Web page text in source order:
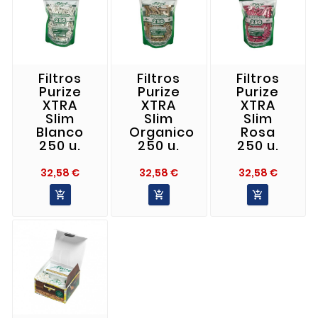
Filtros
Purize
XTRA
Slim
Blanco
250 u.
32,58 €Precio

Filtros
Purize
XTRA
Slim
Organico
250 u.
32,58 €Precio

Filtros
Purize
XTRA
Slim
Rosa
250 u.
32,58 €Precio
